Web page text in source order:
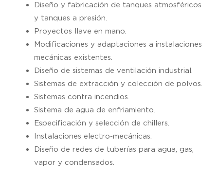
Diseño y fabricación de tanques atmosféricos
y tanques a presión.
Proyectos llave en mano.
Modificaciones y adaptaciones a instalaciones
mecánicas existentes.
Diseño de sistemas de ventilación industrial.
Sistemas de extracción y colección de polvos.
Sistemas contra incendios.
Sistema de agua de enfriamiento.
Especificación y selección de chillers.
Instalaciones electro-mecánicas.
Diseño de redes de tuberías para agua, gas,
vapor y condensados.